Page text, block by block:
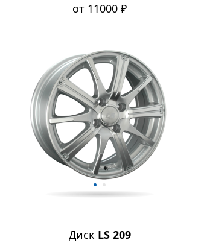
от 11000 ₽
Диск LS 209